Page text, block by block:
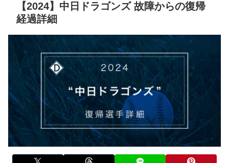
【2024】中日ドラゴンズ 故障からの復帰
経過詳細